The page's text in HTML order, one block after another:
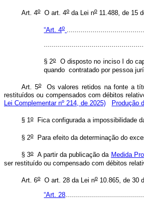
Art. 4o O art. 4o da Lei no 11.488, de 15
“Art. 4o
§ 2oO disposto no inciso I do
quando contratado por pessoa
Art. 5oOs valores retidos na fonte a
restituídos ou compensados com débitos
Lei Complementar nº 214, de 2025)
Produção
§ 1o Fica configurada a impossibilidade
§ 2o Para efeito da determinação do
§ 3oA partir da publicação da Medida
ser restituído ou compensado com débitos
Art. 6o O art. 28 da Lei no 10.865, de 30
“Art. 28